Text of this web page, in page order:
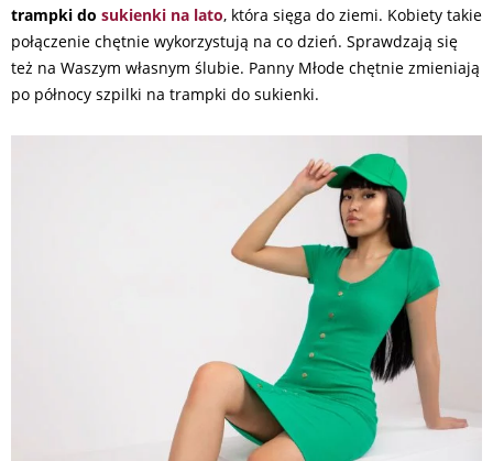
trampki do sukienki na lato, która sięga do ziemi. Kobiety takie
połączenie chętnie wykorzystują na co dzień. Sprawdzają się
też na Waszym własnym ślubie. Panny Młode chętnie zmieniają
po północy szpilki na trampki do sukienki.